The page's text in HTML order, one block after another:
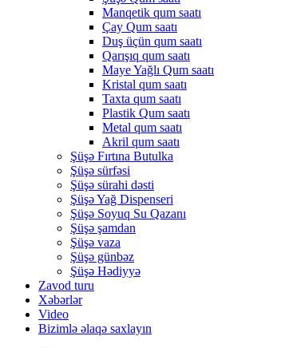
Manqetik qum saatı
Çay Qum saatı
Duş üçün qum saatı
Qarışıq qum saatı
Maye Yağlı Qum saatı
Kristal qum saatı
Taxta qum saatı
Plastik Qum saatı
Metal qum saatı
Akril qum saatı
Şüşə Fırtına Butulka
Şüşə sürfəsi
Şüşə sürahi dəsti
Şüşə Yağ Dispenseri
Şüşə Soyuq Su Qazanı
Şüşə şamdan
Şüşə vaza
Şüşə günbəz
Şüşə Hədiyyə
Zavod turu
Xəbərlər
Video
Bizimlə əlaqə saxlayın